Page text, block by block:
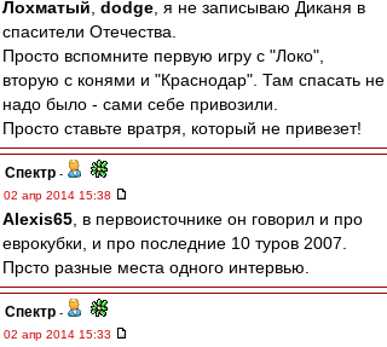
Лохматый dodge , я не записываю Диканя в
спасители Отечества.
Просто вспомните первую игру с "Локо",
вторую с конями и "Краснодар". Там спасать не
надо было - сами себе привозили.
Просто ставьте вратря, который не привезет!
Спектр -
02 апр 2014 15:38
Alexis65 , в первоисточнике он говорил и про
еврокубки, и про последние 10 туров 2007.
Прсто разные места одного интервью.
Спектр -
02 апр 2014 15:33